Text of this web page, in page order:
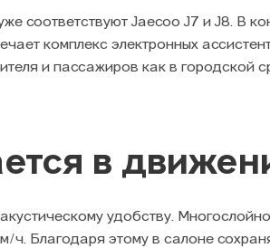
соответствуют Jaecoo J7 и J8. В
комплекс электронных
и пассажиров как в городской
в
удобству.
ч. Благодаря этому в салоне